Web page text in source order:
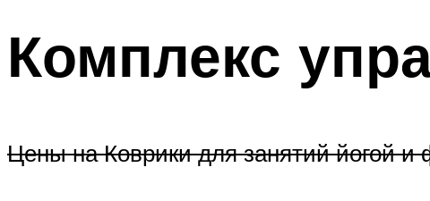
Комплекс
Цены на Коврики для занятий йогой и